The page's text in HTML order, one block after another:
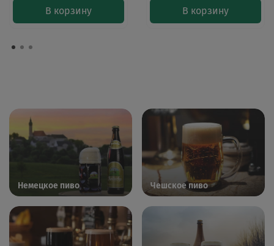
В корзину В корзину
Немецкое пиво Чешское пиво